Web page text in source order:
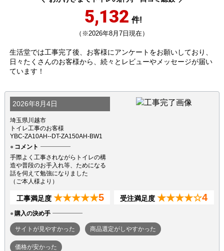
5,132 件!
（※2026年8月7日現在）
生活堂では工事完了後、お客様にアンケートをお願いしており、
日々たくさんのお客様から、続々とレビューやメッセージが届い
ています！
2026年8月4日
埼玉県川越市
トイレ工事のお客様
YBC-ZA10AH--DT-ZA150AH-BW1
コメント
手際よく工事されながらトイレの構
造や普段のお手入れ等、ためになる
話を伺えて勉強になりました
（ご本人様より）
工事満足度 ★★★★★5 受注満足度 ★★★★☆4
購入の決め手
サイトが見やすかった 商品選定がしやすかった
価格が安かった